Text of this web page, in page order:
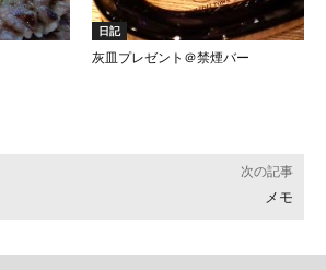
日記
灰皿プレゼント＠禁煙バー
次の記事
メモ